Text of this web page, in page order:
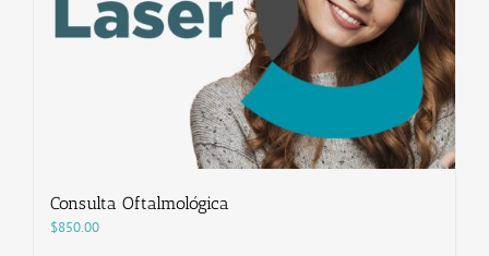
Consulta Oftalmológica
$850.00